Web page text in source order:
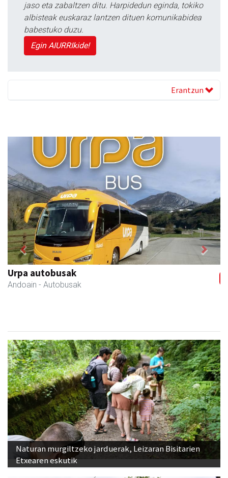
jaso eta zabaltzen ditu. Harpidedun eginda, tokiko
albisteak euskaraz lantzen dituen komunikabidea
babestuko duzu.
Egin AIURRIkide!
Erantzun
Azkain motoak
Andoain - Motor dendak
Previous Next
Naturan murgiltzeko jarduerak, Leizaran Bisitarien
Etxearen eskutik